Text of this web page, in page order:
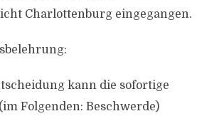
Charlottenburg eingegangen.
kann die sofortige
Folgenden: Beschwerde)